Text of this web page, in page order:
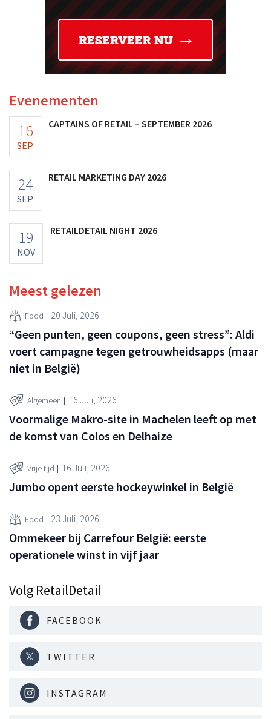
Evenementen
16
SEP
CAPTAINS OF RETAIL – SEPTEMBER 2026
24
SEP
RETAIL MARKETING DAY 2026
19
NOV
RETAILDETAIL NIGHT 2026
Meest gelezen
Food 20 Juli, 2026
“Geen punten, geen coupons, geen stress”: Aldi
voert campagne tegen getrouwheidsapps (maar
niet in België)
Algemeen 16 Juli, 2026
Voormalige Makro-site in Machelen leeft op met
de komst van Colos en Delhaize
Vrije tijd 16 Juli, 2026
Jumbo opent eerste hockeywinkel in België
Food 23 Juli, 2026
Ommekeer bij Carrefour België: eerste
operationele winst in vijf jaar
Volg RetailDetail
FACEBOOK
TWITTER
INSTAGRAM